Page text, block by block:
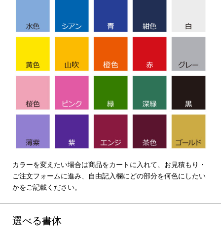
カラーを変えたい場合は商品をカートに入れて、お見積もり・
ご注文フォームに進み、自由記入欄にどの部分を何色にしたい
かをご記載ください。
選べる書体